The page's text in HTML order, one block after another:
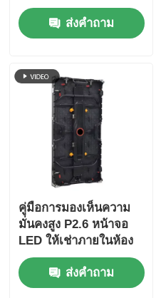
ส่งคำถาม
คู่มือการมองเห็นความ
มั่นคงสูง P2.6 หน้าจอ
LED ให้เช่าภายในห้อง
สําหรับคอนเสิร์ต, การสํา
รองพลังงานแบบคู่
7680Hz CE
ส่งคำถาม